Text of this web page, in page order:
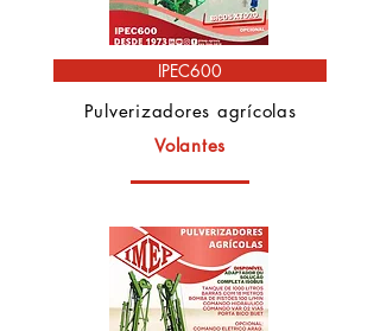
IPEC600
Pulverizadores agrícolas
Volantes